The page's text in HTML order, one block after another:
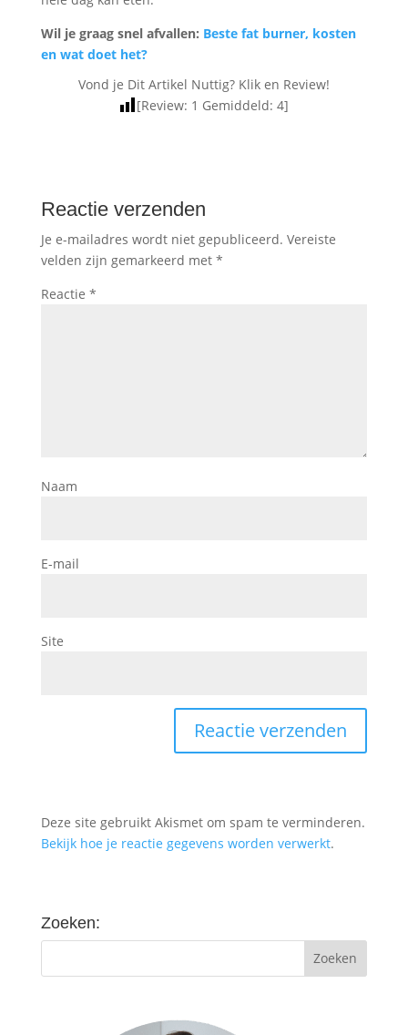
Wil je graag snel afvallen: Beste fat burner, kosten
en wat doet het?
Vond je Dit Artikel Nuttig? Klik en Review!
[Review: 1 Gemiddeld:4]
Reactie verzenden
Je e-mailadres wordt niet gepubliceerd. Vereiste
velden zijn gemarkeerd met *
Reactie *
Naam
E-mail
Site
Deze site gebruikt Akismet om spam te verminderen.
Bekijk hoe je reactie gegevens worden verwerkt.
Zoeken: